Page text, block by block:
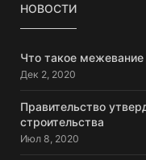
НОВОСТИ
Что такое межевание
Дек 2, 2020
Правительство
строительства
Июл 8, 2020